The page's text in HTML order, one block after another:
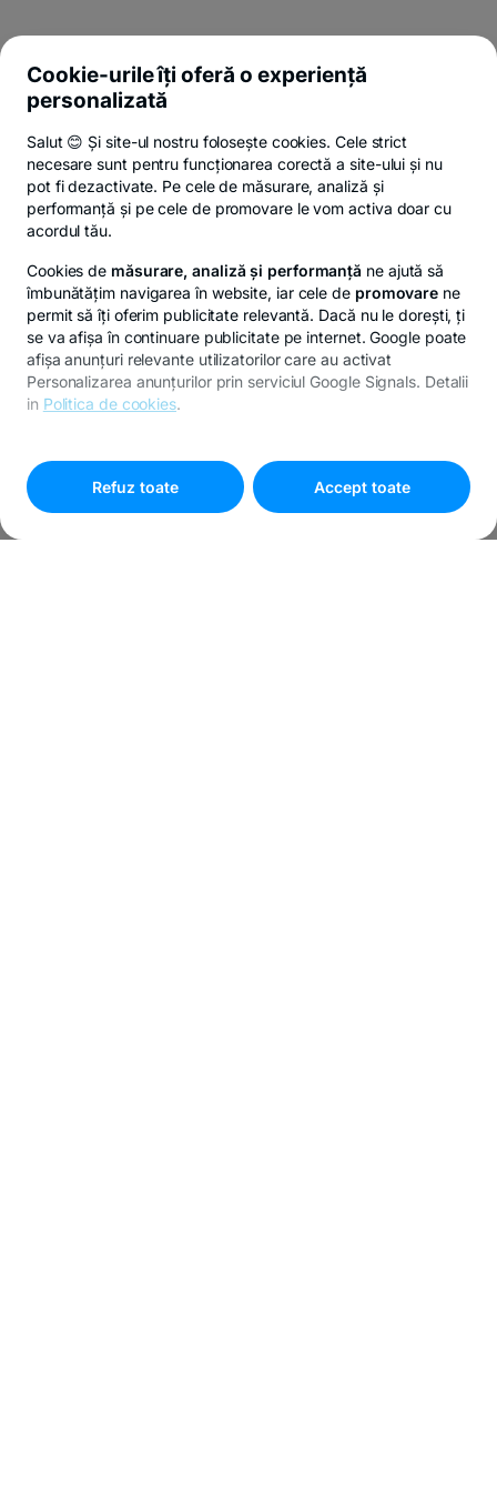
Cookie-urile îți oferă o experiență
personalizată
Salut 😊 Și site-ul nostru folosește cookies. Cele strict
necesare sunt pentru funcționarea corectă a site-ului și nu
pot fi dezactivate. Pe cele de măsurare, analiză și
performanță și pe cele de promovare le vom activa doar cu
acordul tău.
Cookies de măsurare, analiză și performanță ne ajută să
îmbunătățim navigarea în website, iar cele de promovare ne
permit să îți oferim publicitate relevantă. Dacă nu le dorești, ți
se va afișa în continuare publicitate pe internet. Google poate
afișa anunțuri relevante utilizatorilor care au activat
Personalizarea anunțurilor prin serviciul Google Signals. Detalii
in Politica de cookies.
cookies"
Refuz toate
Accept toate